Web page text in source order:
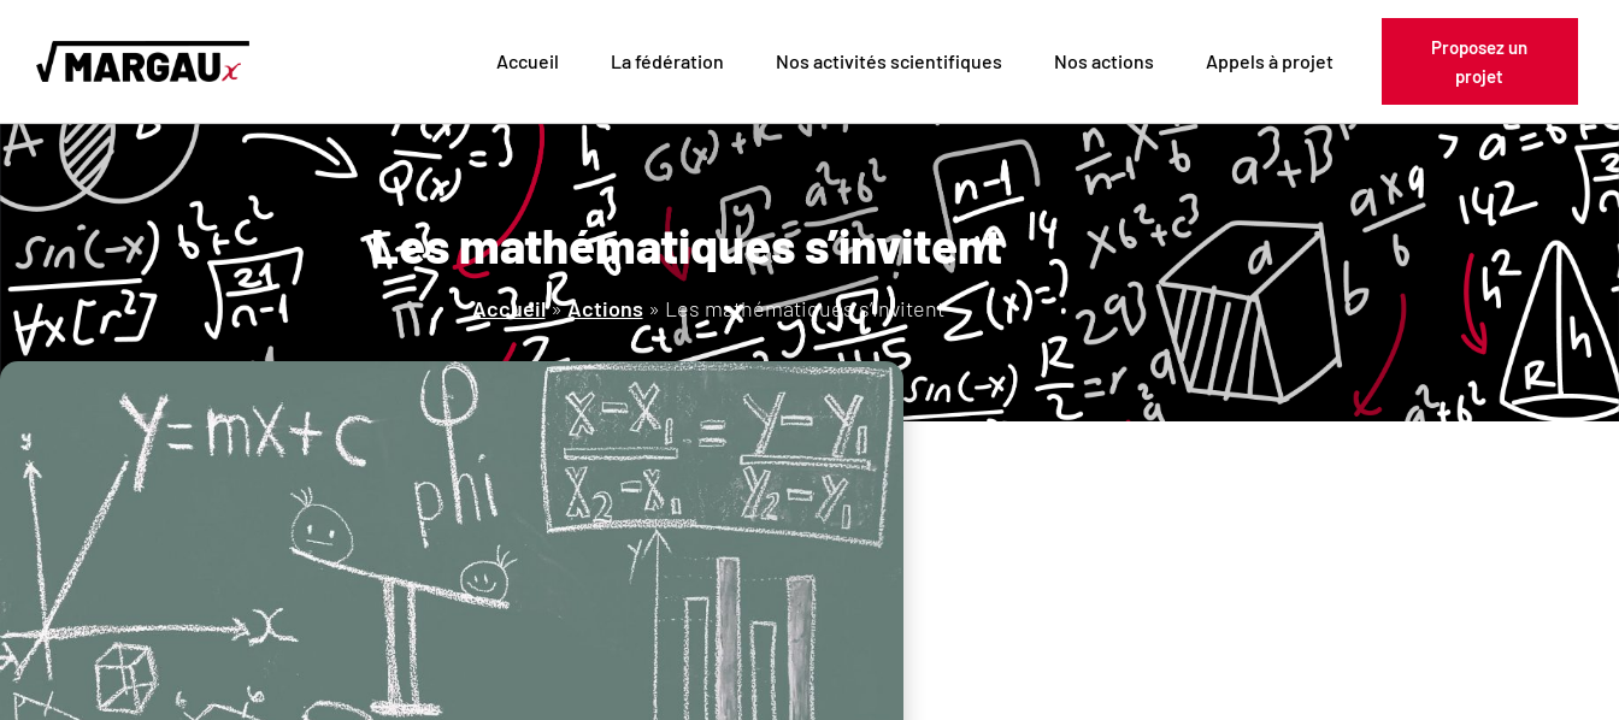
Accueil La fédération Nos activités scientifiques Nos actions Appels à projet
Proposez un
projet
Les mathématiques s’invitent
Accueil»Actions» Les mathématiques s’invitent